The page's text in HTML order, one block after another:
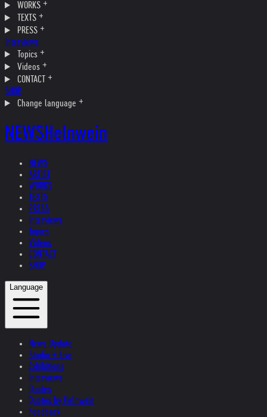
WORKS
TEXTS
PRESS
Interviews
Topics
Videos
CONTACT
SHOP
Change language
NEWSHelnwein
NEWS
ARTIST
WORKS
TEXTS
PRESS
Interviews
Topics
Videos
CONTACT
SHOP
Language
News Update
Studio + Live
Exhibitions
Interviews
Quotes
Quotes by Helnwein
Feedback